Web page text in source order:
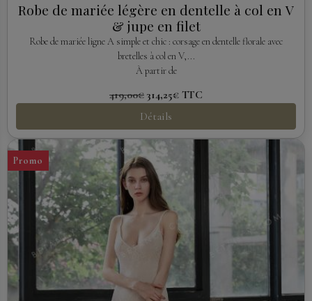
Robe de mariée légère en dentelle à col en V
& jupe en filet
Robe de mariée ligne A simple et chic : corsage en dentelle florale avec
bretelles à col en V,...
À partir de
419,00€ 314,25€ TTC
Détails
Promo